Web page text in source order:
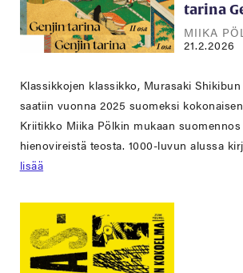
tarina
MIIKA
21.2.2026
Klassikkojen klassikko, Murasaki
saatiin vuonna 2025 suomeksi
Kriitikko Miika Pölkin mukaan
hienovireistä teosta. 1000-luvun alussa
lisää